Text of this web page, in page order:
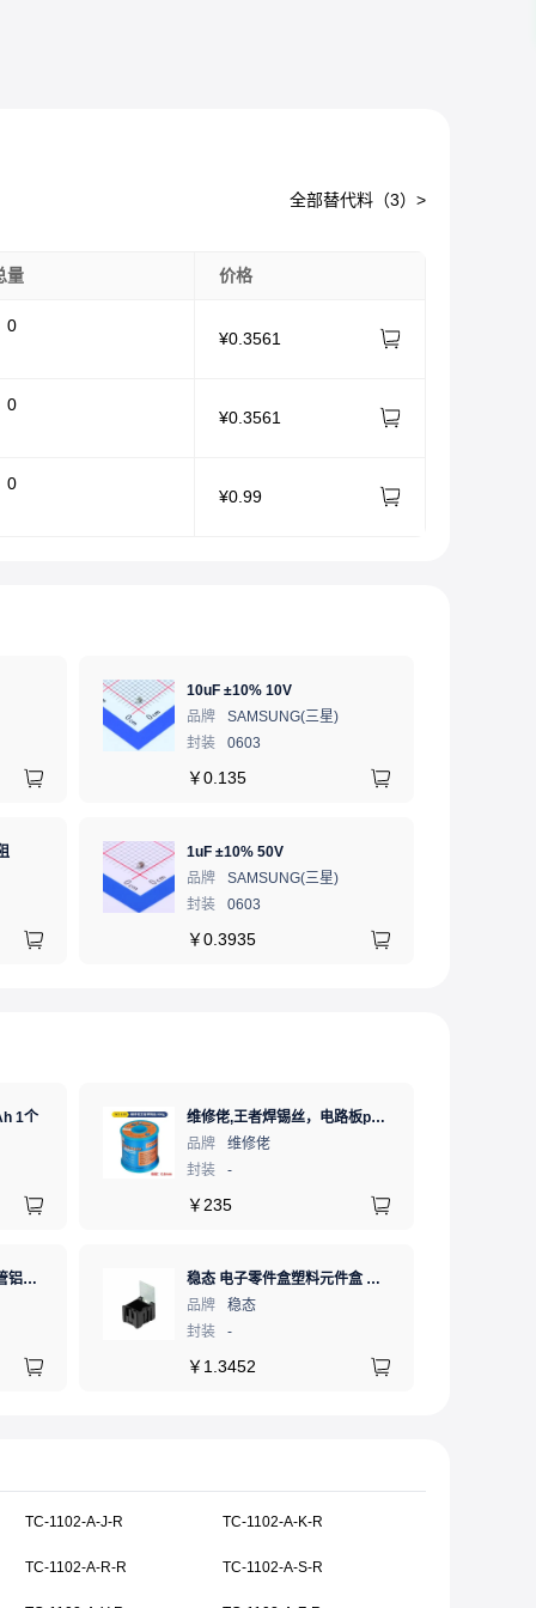
全部替代料（3）>
量 价格
0
¥0.3561
0
¥0.3561
0
¥0.99
10uF ±10% 10V
品牌
SAMSUNG(三星)
封装
0603
￥0.135
1uF ±10% 50V
品牌
SAMSUNG(三星)
封装
0603
￥0.3935
1个
维修佬,王者焊锡丝，电路板pcb焊接锡线，0.8mm800g,1个
品牌
维修佬
封装
-
￥ 235
XSD(鑫顺达)to-220二极管铝型材散热片 15*10.5*21 黑色带针大功率电子散热器（可定制）
稳态 电子零件盒塑料元件盒 防静电 黑色 1# Bk
品牌
稳态
封装
-
￥ 1.3452
TC-1102-A-J-R TC-1102-A-K-R
TC-1102-A-R-R TC-1102-A-S-R